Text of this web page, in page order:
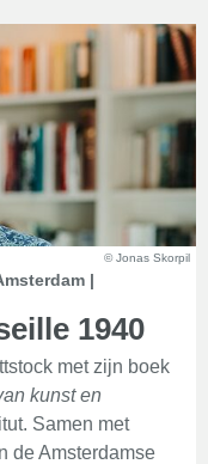
© Jonas Skorpil
|
1940
met zijn boek
kunst en
Samen met
de Amsterdamse